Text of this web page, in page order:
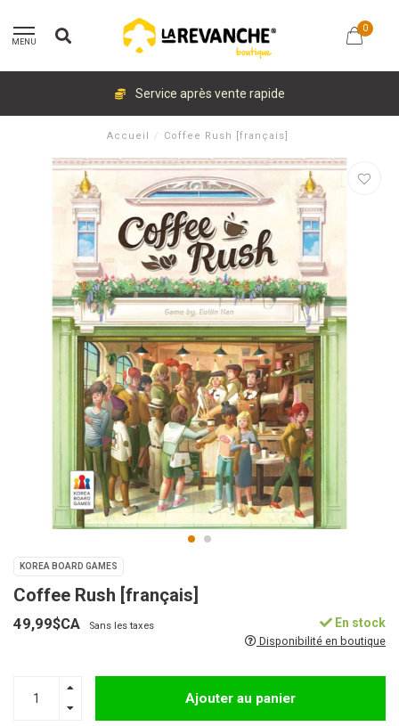
MENU
0
Service après vente rapide
Accueil / Coffee Rush [français]
KOREA BOARD GAMES
Coffee Rush [français]
49,99$CA Sans les taxes En stock
Disponibilité en boutique
Ajouter au panier